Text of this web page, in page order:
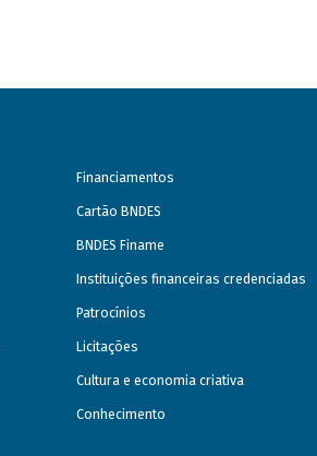
Financiamentos
Cartão BNDES
BNDES Finame
Instituições financeiras credenciadas
Patrocínios
Licitações
Cultura e economia criativa
Conhecimento